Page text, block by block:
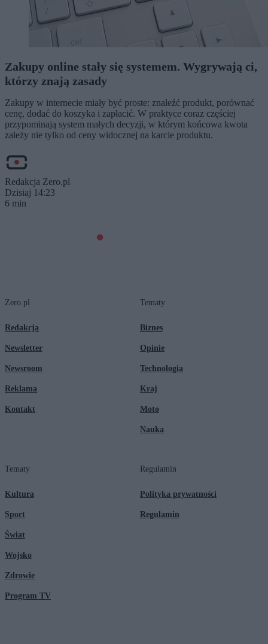
Zakupy online stały się systemem. Wygrywają ci,
którzy znają zasady
Zakupy w internecie miały być proste: znaleźć produkt, porównać
cenę, dodać do koszyka i zapłacić. W praktyce coraz częściej
przypominają system małych decyzji, w którym końcowa kwota
zależy nie tylko od ceny widocznej na karcie produktu.
Redakcja Zero.pl
Dzisiaj 14:23
6 min
Zero.pl
Redakcja
Newsletter
Newsroom
Reklama
Kontakt
Tematy
Biznes
Opinie
Technologia
Kraj
Moto
Nauka
Tematy
Kultura
Sport
Świat
Wojsko
Zdrowie
Program TV
Regulamin
Polityka prywatności
Regulamin